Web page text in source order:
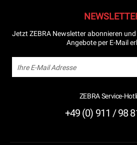
Jetzt ZEBRA Newsletter abonnieren
Angebote per E-Mail
ZEBRA Service-
+49 (0) 911 / 98